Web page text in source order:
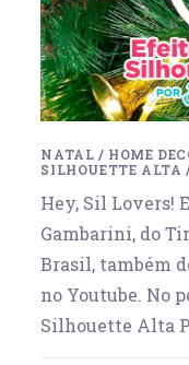
NATAL / HOME
SILHOUETTE ALTA
Hey, Sil Lovers!
Gambarini, do
Brasil, também
no Youtube. No
Silhouette Alta